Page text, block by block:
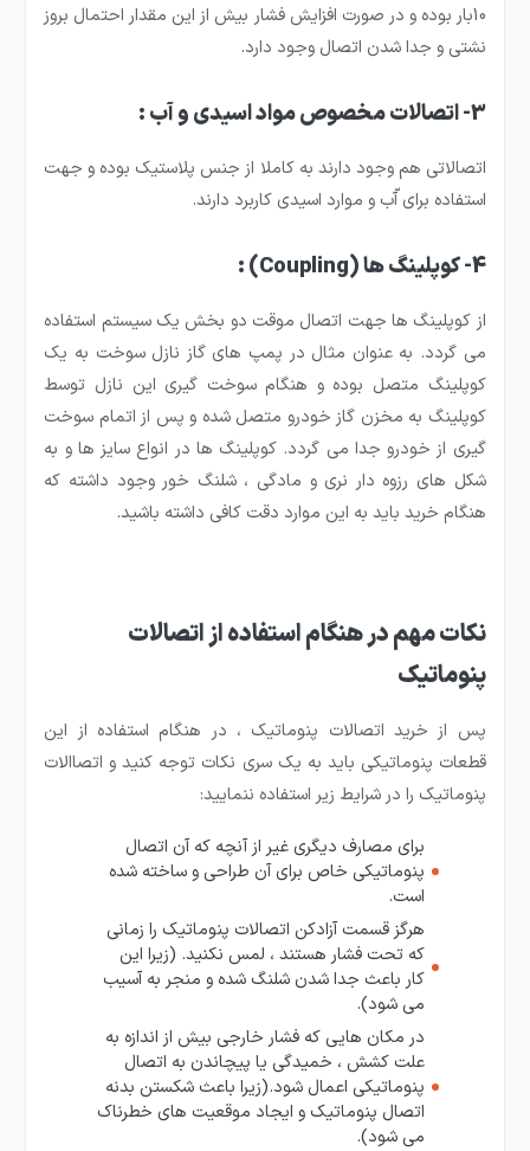
10بار بوده و در صورت افزایش فشار بیش از این مقدار احتمال بروز
نشتی و جدا شدن اتصال وجود دارد.
3- اتصالات مخصوص مواد اسیدی و آب :
اتصالاتی هم وجود دارند به کاملا از جنس پلاستیک بوده و جهت
استفاده برای آّب و موارد اسیدی کاربرد دارند.
4- کوپلینگ ها (Coupling)
:
از کوپلینگ ها جهت اتصال موقت دو بخش یک سیستم استفاده
می گردد. به عنوان مثال در پمپ های گاز نازل سوخت به یک
کوپلینگ متصل بوده و هنگام سوخت گیری این نازل توسط
کوپلینگ به مخزن گاز خودرو متصل شده و پس از اتمام سوخت
گیری از خودرو جدا می گردد. کوپلینگ ها در انواع سایز ها و به
شکل های رزوه دار نری و مادگی ، شلنگ خور وجود داشته که
هنگام خرید باید به این موارد دقت کافی داشته باشید.
نکات مهم در هنگام استفاده از اتصالات
پنوماتیک
پس از خرید اتصالات پنوماتیک ، در هنگام استفاده از این
قطعات پنوماتیکی باید به یک سری نکات توجه کنید و اتصاالات
پنوماتیک را در شرایط زیر استفاده ننمایید:
برای مصارف دیگری غیر از آنچه که آن اتصال
پنوماتیکی خاص برای آن طراحی و ساخته شده
است.
هرگز قسمت آزادکن اتصالات پنوماتیک را زمانی
که تحت فشار هستند ، لمس نکنید. (زیرا این
کار باعث جدا شدن شلنگ شده و منجر به آسیب
می شود).
در مکان هایی که فشار خارجی بیش از اندازه به
علت کشش ، خمیدگی یا پیچاندن به اتصال
پنوماتیکی اعمال شود.(زیرا باعث شکستن بدنه
اتصال پنوماتیک و ایجاد موقعیت های خطرناک
می شود).